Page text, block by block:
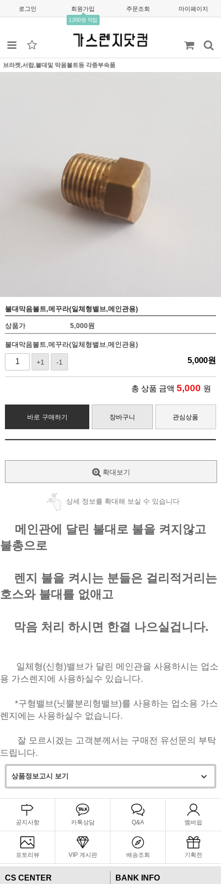
로그인 회원가입
1,000원 적립
주문조회 마이페이지
브라켓,서랍,불대및 막음볼트등 각종부속품
불대막음볼트,메꾸라(일체형밸브,메인관용)
상품가 5,000원
불대막음볼트,메꾸라(일체형밸브,메인관용)
+1 -1 5,000원
총 상품 금액 5,000 원
바로 구매하기 장바구니 관심상품
확대보기
상세 정보를 확대해 보실 수 있습니다
메인관에 달린 불대로 불을 켜지않고
불총으로
렌지 불을 켜시는 분들은 걸리적거리는
호스와 불대를 없애고
막음 처리 하시면 한결 나으실겁니다.
일체형(신형)밸브가 달린 메인관을 사용하시는 업소
용 가스렌지에 사용하실수 있습니다.
*구형밸브(닛뿔분리형밸브)를 사용하는 업소용 가스
렌지에는 사용하실수 없습니다.
잘 모르시겠는 고객분께서는 구매전 유선문의 부탁
드립니다.
상품정보고시 보기
공지사항 카톡상담 Q&A 멤버쉽
포토리뷰 VIP 게시판 배송조회 기획전
CS CENTER BANK INFO